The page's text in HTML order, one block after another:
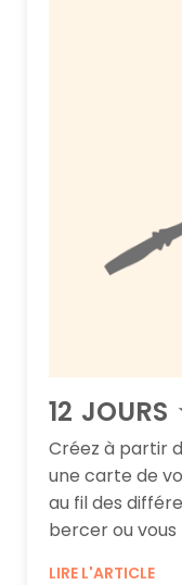
12
Créez à partir
une carte de
au fil des
bercer ou vous
LIRE L'ARTICLE